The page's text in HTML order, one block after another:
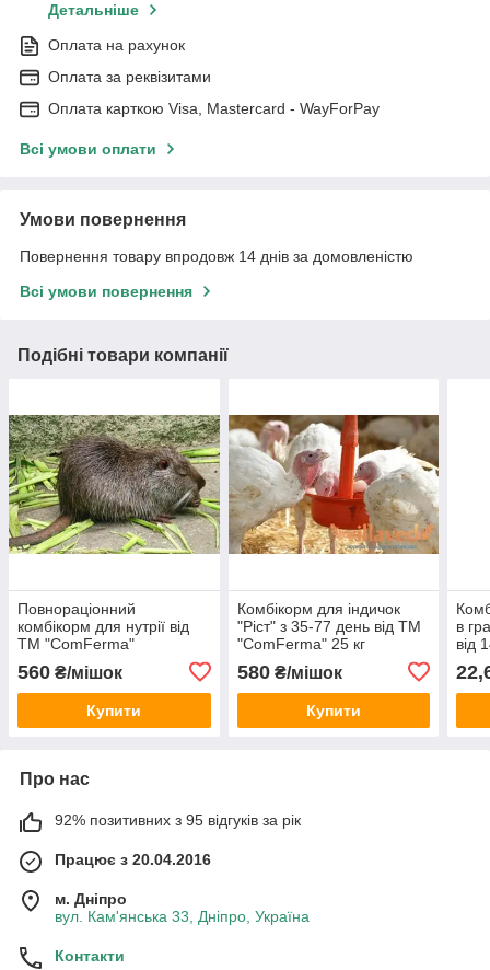
Детальніше
Оплата на рахунок
Оплата за реквізитами
Оплата карткою Visa, Mastercard - WayForPay
Всі умови оплати
Умови повернення
Повернення товару впродовж 14 днів за домовленістю
Всі умови повернення
Подібні товари компанії
Повнораціонний
комбікорм для нутрії від
ТМ "ComFerma"
560 ₴/мішок
Купити
Комбікорм для індичок
"Ріст" з 35-77 день від ТМ
"ComFerma" 25 кг
580₴/мішок
Купити
в
від
Про нас
92% позитивних з 95 відгуків за рік
Працює з 20.04.2016
м. Дніпро
вул. Кам'янська 33, Дніпро, Україна
Контакти